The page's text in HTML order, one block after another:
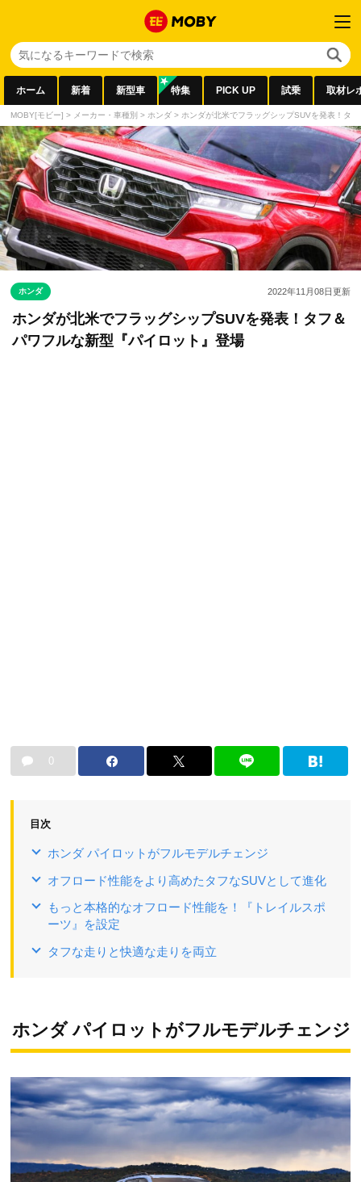
ホーム 新着 新型車 特集 PICK UP 試乗 取材レ
MOBY[モビー] > メーカー・車種別 > ホンダ > ホンダが北米でフラッグシップSUVを発表！タ
ホンダ 2022年11月08日更新
ホンダが北米でフラッグシップSUVを発表！タフ＆
パワフルな新型『パイロット』登場
0
目次
ホンダ パイロットがフルモデルチェンジ
オフロード性能をより高めたタフなSUVとして進化
もっと本格的なオフロード性能を！『トレイルスポ
ーツ』を設定
タフな走りと快適な走りを両立
ホンダ パイロットがフルモデルチェンジ